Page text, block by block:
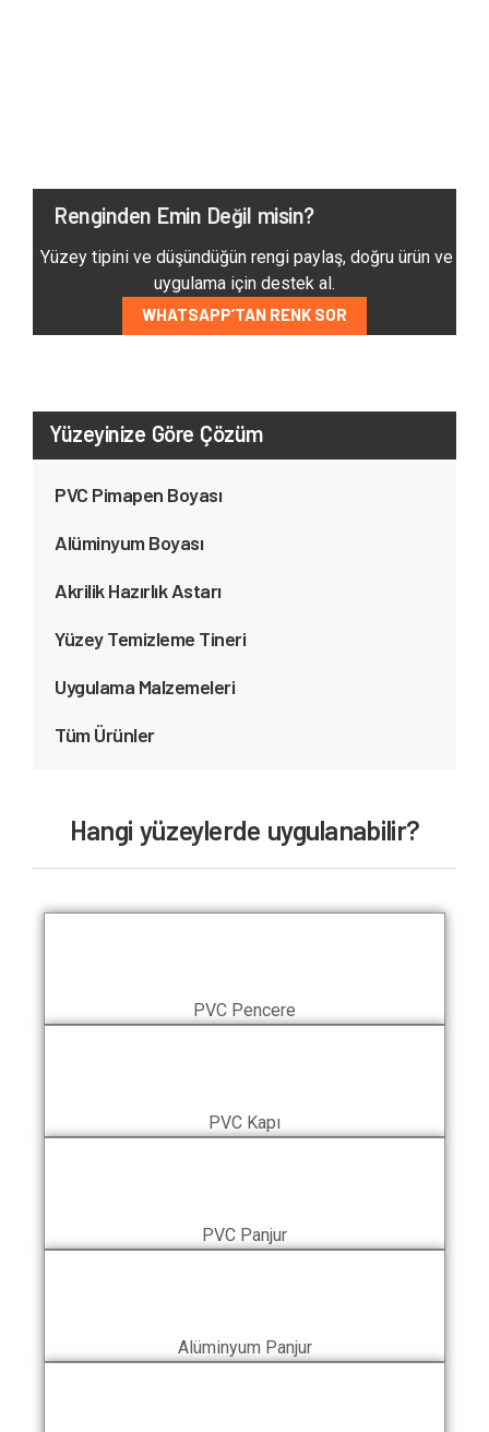
Renginden Emin Değil misin?
Yüzey tipini ve düşündüğün rengi paylaş, doğru ürün ve
uygulama için destek al.
WHATSAPP’TAN RENK SOR
Yüzeyinize Göre Çözüm
PVC Pimapen Boyası
Alüminyum Boyası
Akrilik Hazırlık Astarı
Yüzey Temizleme Tineri
Uygulama Malzemeleri
Tüm Ürünler
Hangi yüzeylerde uygulanabilir?
PVC Pencere
PVC Kapı
PVC Panjur
Alüminyum Panjur